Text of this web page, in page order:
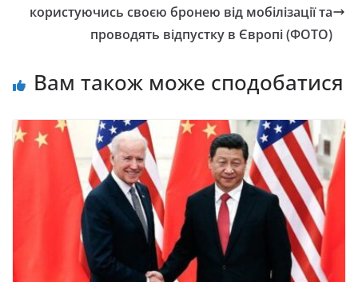
користуючись своєю бронею від мобілізації та
проводять відпустку в Європі (ФОТО)
Вам також може сподобатися